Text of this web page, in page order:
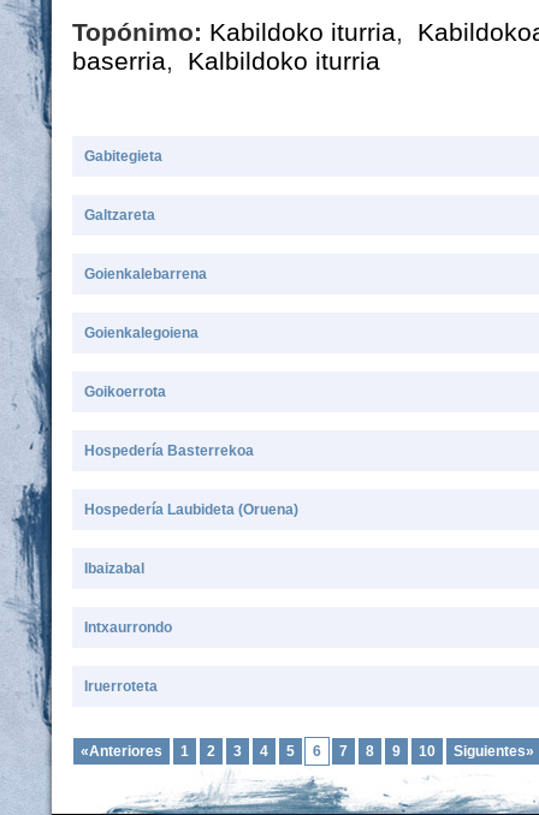
Topónimo: Kabildoko iturria,
baserria, Kalbildoko iturria
Gabitegieta
Galtzareta
Goienkalebarrena
Goienkalegoiena
Goikoerrota
Hospedería Basterrekoa
Hospedería Laubideta (Oruena)
Ibaizabal
Intxaurrondo
Iruerroteta
«Anteriores 1 2 3 4 5 6 7 8 9 10 Siguientes»